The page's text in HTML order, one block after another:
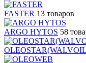
FASTER 13 товаров
ARGO HYTOS 58